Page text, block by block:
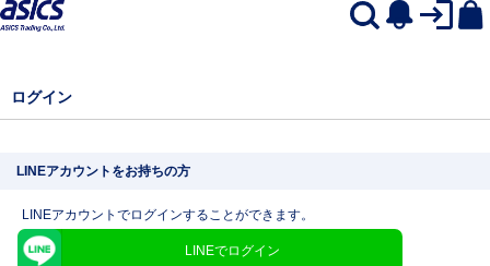
ログイン
LINEアカウントをお持ちの方
LINEアカウントでログインすることができます。
LINEでログイン